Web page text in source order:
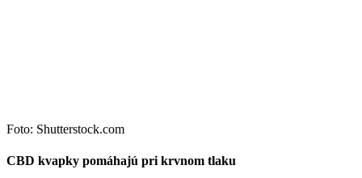
Foto: Shutterstock.com
CBD kvapky pomáhajú pri krvnom tlaku